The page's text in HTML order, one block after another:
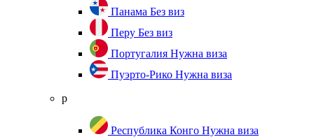
Панама Без виз
Перу Без виз
Португалия Нужна виза
Пуэрто-Рико Нужна виза
р
Республика Конго Нужна виза